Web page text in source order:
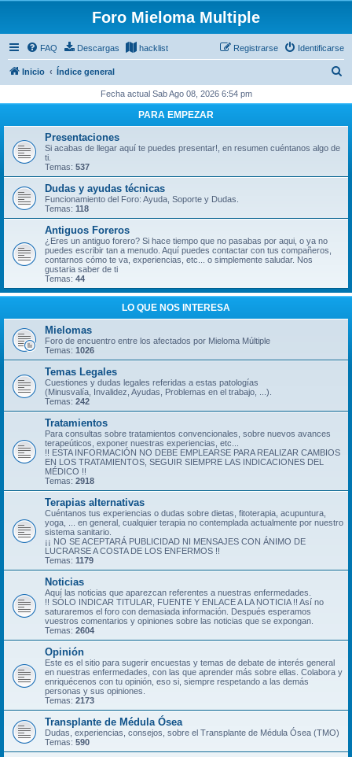
Foro Mieloma Multiple
FAQ Descargas hacklist Identificarse
Registrarse
Inicio Índice general
c
Fecha actual Sab Ago 08, 2026 6:54 pm
PARA EMPEZAR
Presentaciones
Si acabas de llegar aquí te puedes presentar!, en resumen cuéntanos algo de
ti.
Temas: 537
Dudas y ayudas técnicas
Funcionamiento del Foro: Ayuda, Soporte y Dudas.
Temas: 118
Antiguos Foreros
¿Eres un antiguo forero? Si hace tiempo que no pasabas por aqui, o ya no
puedes escribir tan a menudo. Aquí puedes contactar con tus compañeros,
contarnos cómo te va, experiencias, etc... o simplemente saludar. Nos
gustaria saber de ti
Temas: 44
LO QUE NOS INTERESA
Mielomas
Foro de encuentro entre los afectados por Mieloma Múltiple
Temas: 1026
Temas Legales
Cuestiones y dudas legales referidas a estas patologías
(Minusvalía, Invalidez, Ayudas, Problemas en el trabajo, ...).
Temas: 242
Tratamientos
Para consultas sobre tratamientos convencionales, sobre nuevos avances
terapeúticos, exponer nuestras experiencias, etc...
!! ESTA INFORMACIÓN NO DEBE EMPLEARSE PARA REALIZAR CAMBIOS
EN LOS TRATAMIENTOS, SEGUIR SIEMPRE LAS INDICACIONES DEL
MÉDICO !!
Temas: 2918
Terapias alternativas
Cuéntanos tus experiencias o dudas sobre dietas, fitoterapia, acupuntura,
yoga, ... en general, cualquier terapia no contemplada actualmente por nuestro
sistema sanitario.
¡¡ NO SE ACEPTARÁ PUBLICIDAD NI MENSAJES CON ÁNIMO DE
LUCRARSE A COSTA DE LOS ENFERMOS !!
Temas: 1179
Noticias
Aquí las noticias que aparezcan referentes a nuestras enfermedades.
!! SÓLO INDICAR TITULAR, FUENTE Y ENLACE A LA NOTICIA !! Así no
saturaremos el foro con demasiada información. Después esperamos
vuestros comentarios y opiniones sobre las noticias que se expongan.
Temas: 2604
Opinión
Este es el sitio para sugerir encuestas y temas de debate de interés general
en nuestras enfermedades, con las que aprender más sobre ellas. Colabora y
enriquécenos con tu opinión, eso si, siempre respetando a las demás
personas y sus opiniones.
Temas: 2173
Transplante de Médula Ósea
Dudas, experiencias, consejos, sobre el Transplante de Médula Ósea (TMO)
Temas: 590